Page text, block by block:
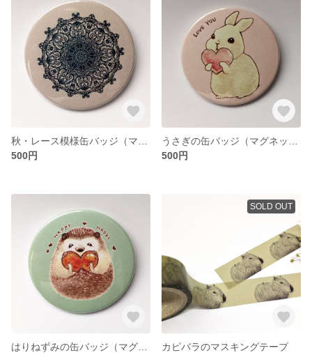
500円
500円
SOLD OUT
カピバラのマスキングテープ